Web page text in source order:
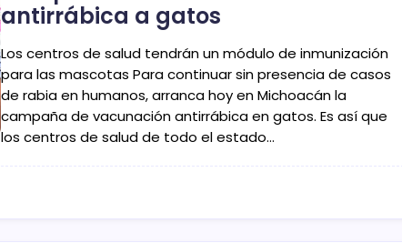
antirrábica a gatos
Los centros de salud tendrán un módulo de inmunización
para las mascotas Para continuar sin presencia de casos
de rabia en humanos, arranca hoy en Michoacán la
campaña de vacunación antirrábica en gatos. Es así que
los centros de salud de todo el estado…